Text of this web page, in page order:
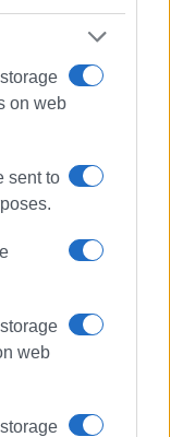
on web
sent to
web
Μπάντα της και
στον
την
Φρούριο. Θα
ενώ
έχει